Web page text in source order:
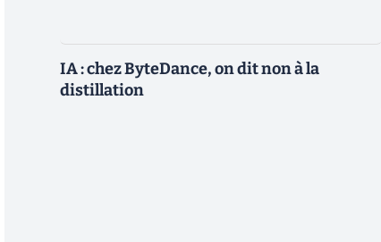
IA : chez ByteDance, on dit non à la
distillation